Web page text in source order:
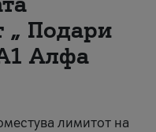
„ Подари
Алфа
лимитот на